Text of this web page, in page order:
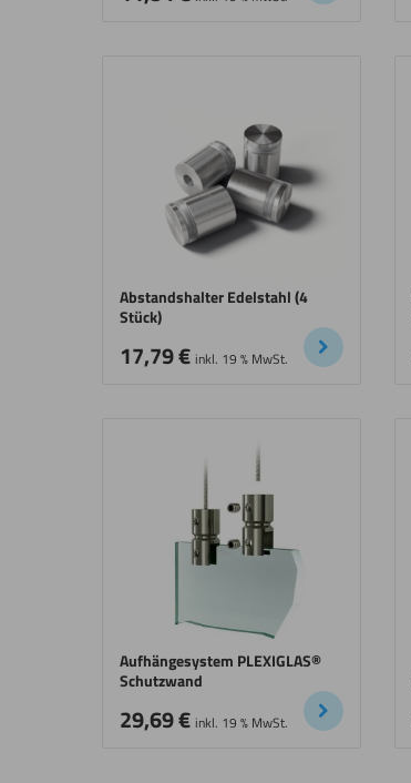
Abstandshalter Edelstahl (4
Stück)
17,79€ inkl. 19 % MwSt.
Aufhängesystem PLEXIGLAS®
Schutzwand
29,69€ inkl. 19 % MwSt.